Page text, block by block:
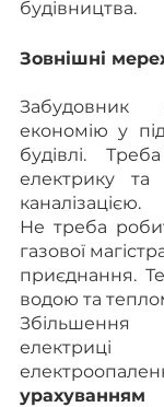
будівництва.
Зовнішні
Забудовник
економію у
будівлі.
електрику та
каналізацією.
Не треба
газової
приєднання.
водою та
Збільшення